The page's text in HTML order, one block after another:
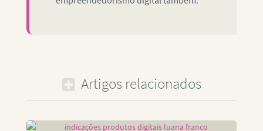
Artigos relacionados